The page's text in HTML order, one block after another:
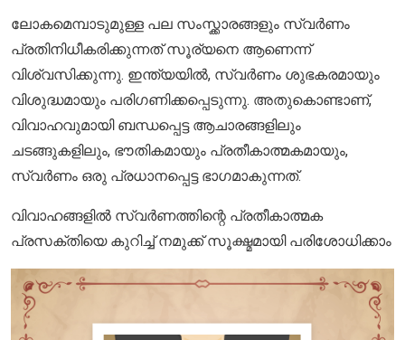
ലോകമെമ്പാടുമുള്ള പല സംസ്ക്കാരങ്ങളും സ്വർണം
പ്രതിനിധീകരിക്കുന്നത് സൂര്യനെ ആണെന്ന്
വിശ്വസിക്കുന്നു. ഇന്ത്യയിൽ, സ്വർണം ശുഭകരമായും
വിശുദ്ധമായും പരിഗണിക്കപ്പെടുന്നു. അതുകൊണ്ടാണ്,
വിവാഹവുമായി ബന്ധപ്പെട്ട ആചാരങ്ങളിലും
ചടങ്ങുകളിലും, ഭൗതികമായും പ്രതീകാത്മകമായും,
സ്വർണം ഒരു പ്രധാനപ്പെട്ട ഭാഗമാകുന്നത്.
വിവാഹങ്ങളിൽ സ്വർണത്തിന്റെ പ്രതീകാത്മക
പ്രസക്തിയെ കുറിച്ച് നമുക്ക് സൂക്ഷ്മമായി പരിശോധിക്കാം